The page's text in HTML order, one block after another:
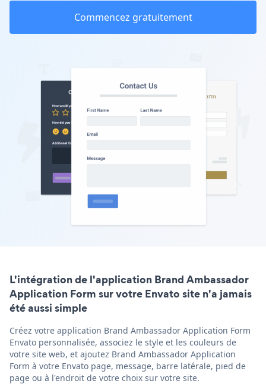
Commencez gratuitement
L'intégration de l'application Brand Ambassador
Application Form sur votre Envato site n'a jamais
été aussi simple
Créez votre application Brand Ambassador Application Form
Envato personnalisée, associez le style et les couleurs de
votre site web, et ajoutez Brand Ambassador Application
Form à votre Envato page, message, barre latérale, pied de
page ou à l'endroit de votre choix sur votre site.